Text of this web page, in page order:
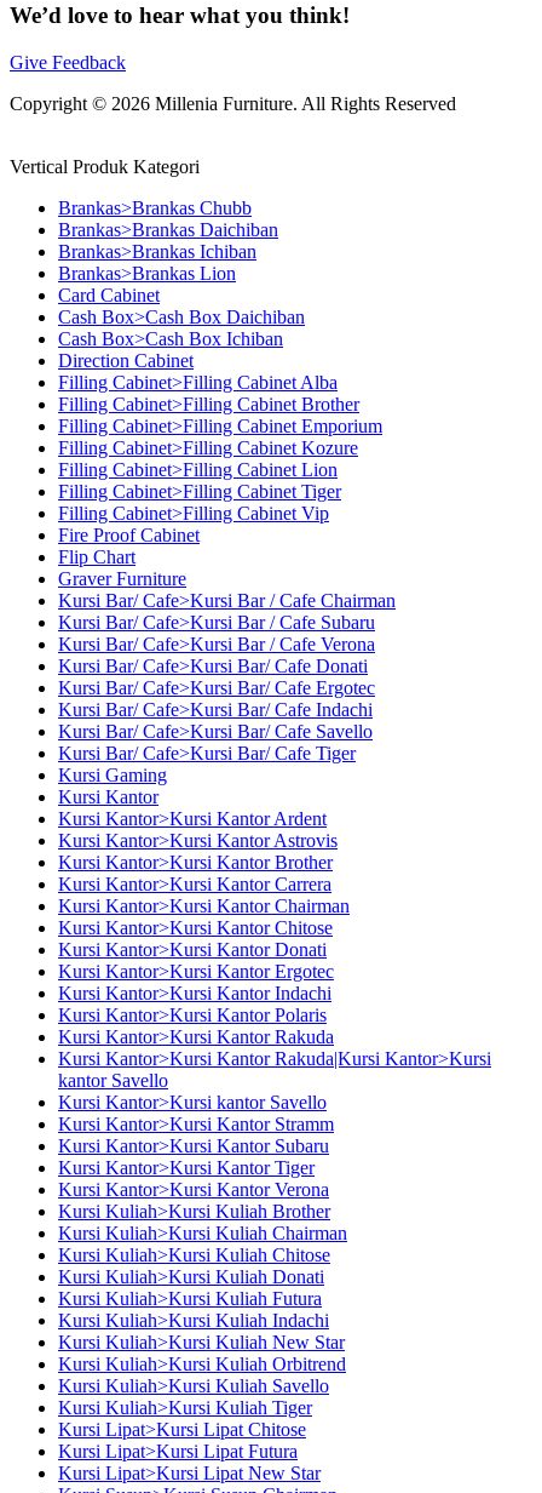
We’d love to hear what you think!
Give Feedback
Copyright © 2026 Millenia Furniture. All Rights Reserved
Vertical Produk Kategori
Brankas>Brankas Chubb
Brankas>Brankas Daichiban
Brankas>Brankas Ichiban
Brankas>Brankas Lion
Card Cabinet
Cash Box>Cash Box Daichiban
Cash Box>Cash Box Ichiban
Direction Cabinet
Filling Cabinet>Filling Cabinet Alba
Filling Cabinet>Filling Cabinet Brother
Filling Cabinet>Filling Cabinet Emporium
Filling Cabinet>Filling Cabinet Kozure
Filling Cabinet>Filling Cabinet Lion
Filling Cabinet>Filling Cabinet Tiger
Filling Cabinet>Filling Cabinet Vip
Fire Proof Cabinet
Flip Chart
Graver Furniture
Kursi Bar/ Cafe>Kursi Bar / Cafe Chairman
Kursi Bar/ Cafe>Kursi Bar / Cafe Subaru
Kursi Bar/ Cafe>Kursi Bar / Cafe Verona
Kursi Bar/ Cafe>Kursi Bar/ Cafe Donati
Kursi Bar/ Cafe>Kursi Bar/ Cafe Ergotec
Kursi Bar/ Cafe>Kursi Bar/ Cafe Indachi
Kursi Bar/ Cafe>Kursi Bar/ Cafe Savello
Kursi Bar/ Cafe>Kursi Bar/ Cafe Tiger
Kursi Gaming
Kursi Kantor
Kursi Kantor>Kursi Kantor Ardent
Kursi Kantor>Kursi Kantor Astrovis
Kursi Kantor>Kursi Kantor Brother
Kursi Kantor>Kursi Kantor Carrera
Kursi Kantor>Kursi Kantor Chairman
Kursi Kantor>Kursi Kantor Chitose
Kursi Kantor>Kursi Kantor Donati
Kursi Kantor>Kursi Kantor Ergotec
Kursi Kantor>Kursi Kantor Indachi
Kursi Kantor>Kursi Kantor Polaris
Kursi Kantor>Kursi Kantor Rakuda
Kursi Kantor>Kursi Kantor Rakuda|Kursi Kantor>Kursi
kantor Savello
Kursi Kantor>Kursi kantor Savello
Kursi Kantor>Kursi Kantor Stramm
Kursi Kantor>Kursi Kantor Subaru
Kursi Kantor>Kursi Kantor Tiger
Kursi Kantor>Kursi Kantor Verona
Kursi Kuliah>Kursi Kuliah Brother
Kursi Kuliah>Kursi Kuliah Chairman
Kursi Kuliah>Kursi Kuliah Chitose
Kursi Kuliah>Kursi Kuliah Donati
Kursi Kuliah>Kursi Kuliah Futura
Kursi Kuliah>Kursi Kuliah Indachi
Kursi Kuliah>Kursi Kuliah New Star
Kursi Kuliah>Kursi Kuliah Orbitrend
Kursi Kuliah>Kursi Kuliah Savello
Kursi Kuliah>Kursi Kuliah Tiger
Kursi Lipat>Kursi Lipat Chitose
Kursi Lipat>Kursi Lipat Futura
Kursi Lipat>Kursi Lipat New Star